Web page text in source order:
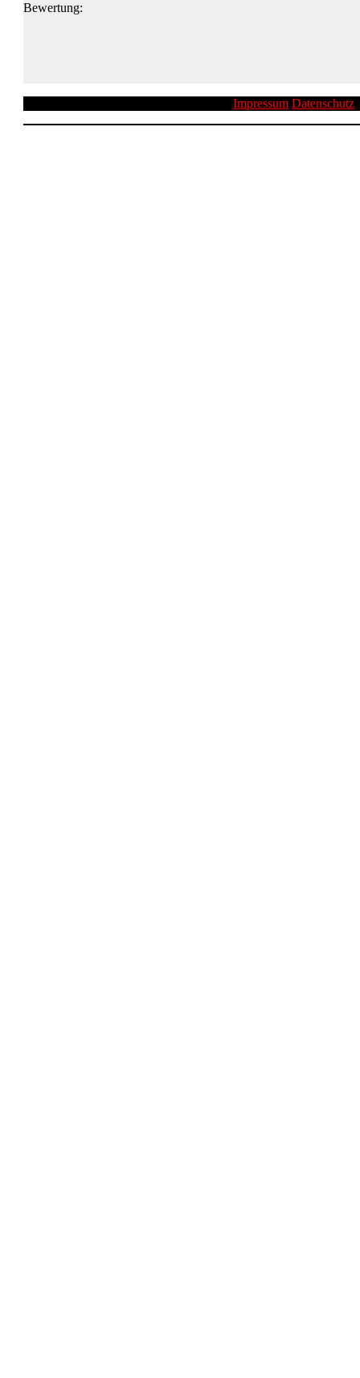
Bewertung:
Impressum Datenschutz